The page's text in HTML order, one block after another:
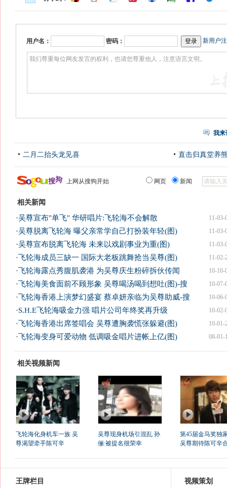
用户名： 密码： 新用户
我来
二月二抬头龙见喜 直击归真堂养
上网从搜狗开始 网页 新闻
相关新闻
11-03-
·吴尊宣布"单飞" 华研唱片:飞轮海不会解散
11-03-
·吴尊脱离飞轮海 曝父亲常学自己打扮装年轻(图)
11-03-
·吴尊宣布脱离飞轮海 未来以戏剧事业为重(图)
11-02-
·飞轮海成员三缺一 国际大老板跳舞抢当吴尊(图)
10-10-
·飞轮海露点秀腹肌袭港 为吴尊庆生粉碎拆伙传闻
10-07-
·飞轮海美食面前不顾形象 吴尊喝汤喝到想吐(图)-搜
10-06-
·飞轮海香港上演梦幻盛宴 蔡卓妍亲临为吴尊助威-搜
10-02-
·S.H.E飞轮海吸金力强 唱片公司年终奖再升级
10-01-
·飞轮海香港出席签唱会 吴尊遭胸袭慌张躲避(图)
08-01-
·飞轮海变身可爱动物 低调吸金唱片进帐上亿(图)
相关视频新闻
飞轮海化身机车一族 吴
尊渴望牵手陈可辛
吴尊现身机场引混乱 孙
俪:被提名很荣幸
第45届金马奖独
吴尊期待陈可辛
王牌栏目 视频策划